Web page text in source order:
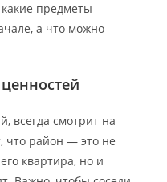
предметы
а что можно
всегда смотрит на
что район — это не
квартира, но и